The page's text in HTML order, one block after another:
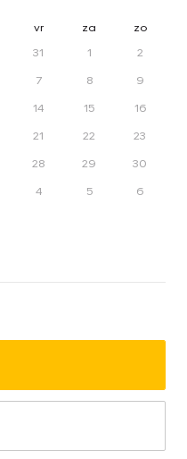
vr za
zo
31 1
2
7 8
9
14 15
16
21 22
23
28 29
30
4 5 6